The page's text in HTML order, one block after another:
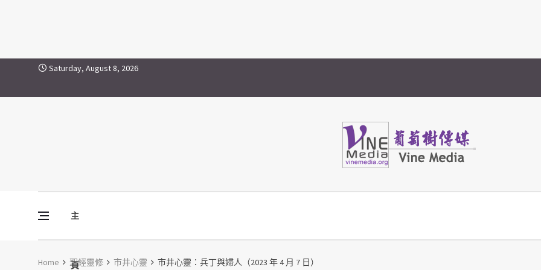
Skip to contentSaturday, August 8, 2026
主
頁
Vine Media
葡萄樹傳媒
Home 聖經靈修 市井心靈 市井心靈：兵丁與婦人（2023 年 4 月 7 日）